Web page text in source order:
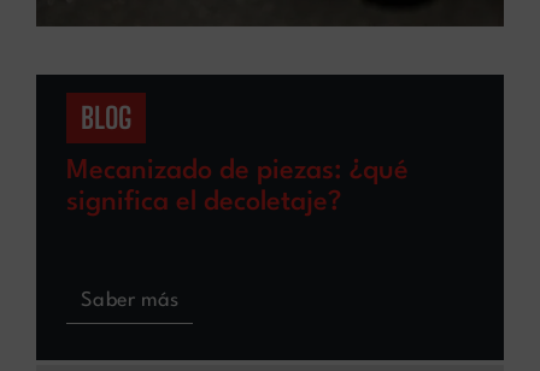
BLOG
Mecanizado de piezas: ¿qué
significa el decoletaje?
Saber más